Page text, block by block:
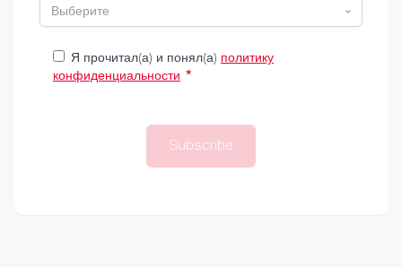
Я прочитал(а) и понял(а) политику
конфиденциальности